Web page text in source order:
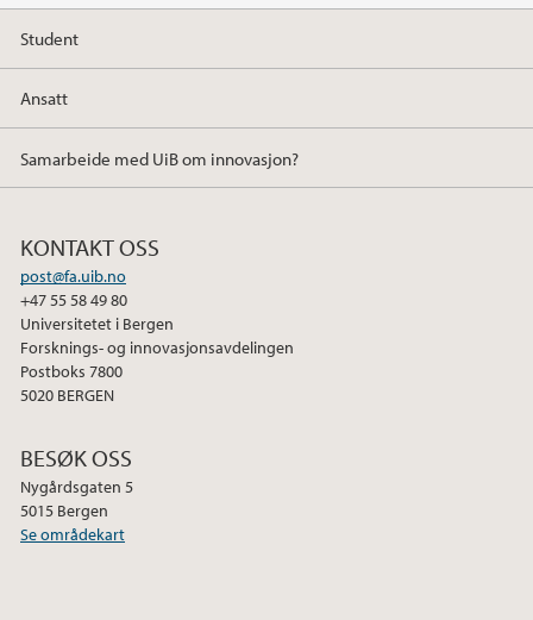
Student
Ansatt
Samarbeide med UiB om innovasjon?
KONTAKT OSS
post@fa.uib.no
+47 55 58 49 80
Universitetet i Bergen
Forsknings- og innovasjonsavdelingen
Postboks 7800
5020 BERGEN
BESØK OSS
Nygårdsgaten 5
5015 Bergen
Se områdekart